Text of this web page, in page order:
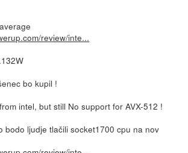
review/inte...
bo kupil !
intel, but still No support for AVX-512 !
bodo ljudje tlačili socket1700 cpu na nov